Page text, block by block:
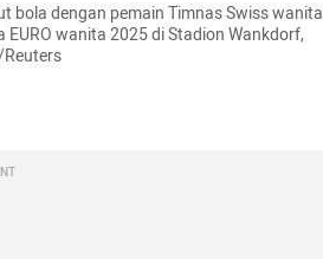
bola dengan pemain Timnas Swiss wanita
wanita 2025 di Stadion Wankdorf,